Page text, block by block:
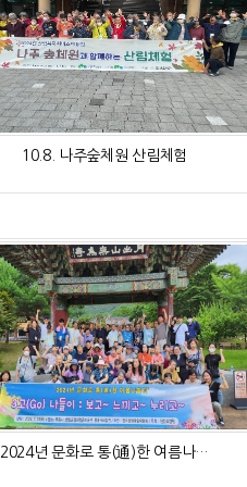
10.8. 나주숲체원 산림체험
2024년 문화로 통(通)한 여름나…